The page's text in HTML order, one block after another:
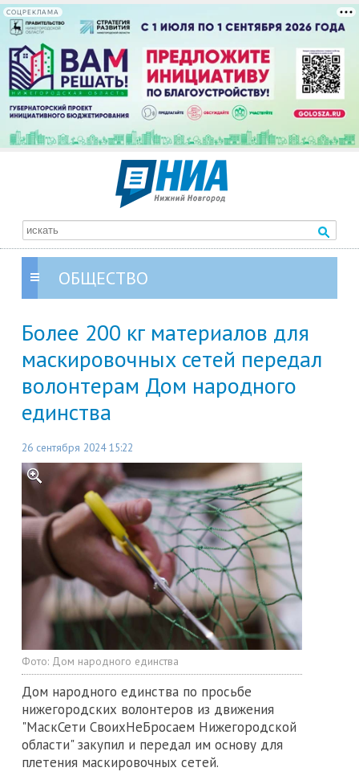
СОЦРЕКЛАМА
ОБЩЕСТВО
Более 200 кг материалов для
маскировочных сетей передал
волонтерам Дом народного
единства
26 сентября 2024 15:22
Фото: Дом народного единства
Дом народного единства по просьбе
нижегородских волонтеров из движения
"МаскСети СвоихНеБросаем Нижегородской
области" закупил и передал им основу для
плетения маскировочных сетей.